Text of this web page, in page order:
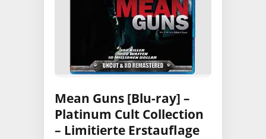
Mean Guns [Blu-ray] –
Platinum Cult Collection
– Limitierte Erstauflage